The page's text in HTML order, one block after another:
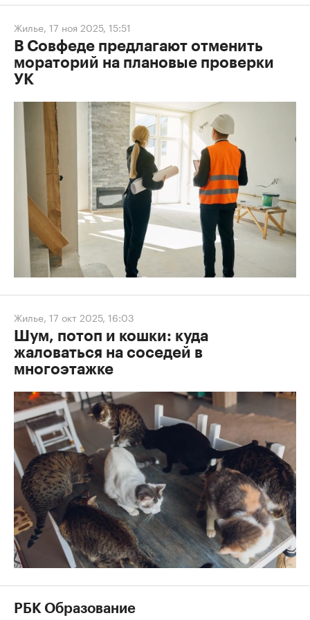
Жилье, 17 ноя 2025, 15:51
В Совфеде предлагают отменить
мораторий на плановые проверки
УК
Жилье, 17 окт 2025, 16:03
Шум, потоп и кошки: куда
жаловаться на соседей в
многоэтажке
РБК Образование